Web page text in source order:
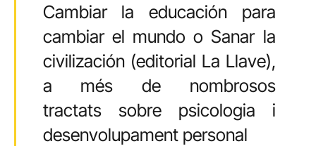
Cambiar la educación para
cambiar el mundo o Sanar la
civilización (editorial La Llave),
a més de nombrosos
tractats sobre psicologia i
desenvolupament personal